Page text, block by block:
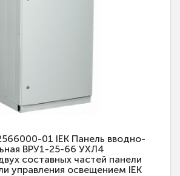
01 IEK Панель вводно-
ВРУ1-25-66 УХЛ4
составных частей панели
управления освещением IEK